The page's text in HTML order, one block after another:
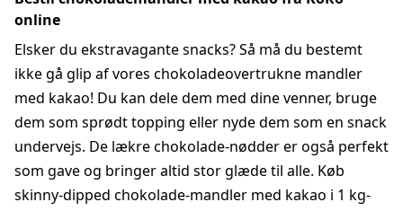
online
Elsker du ekstravagante snacks? Så må du bestemt
ikke gå glip af vores chokoladeovertrukne mandler
med kakao! Du kan dele dem med dine venner, bruge
dem som sprødt topping eller nyde dem som en snack
undervejs. De lækre chokolade-nødder er også perfekt
som gave og bringer altid stor glæde til alle. Køb
skinny-dipped chokolade-mandler med kakao i 1 kg-